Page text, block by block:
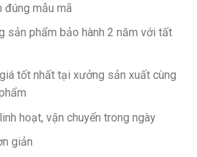
đúng mẫu mã
sản phẩm bảo hành 2 năm với tất
tốt nhất tại xưởng sản xuất cùng
hoạt, vận chuyển trong ngày
giản